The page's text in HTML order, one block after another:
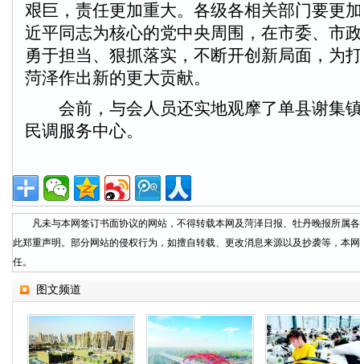
艰巨，责任更加重大。各级各相关部门要更
近平同志为核心的党中央周围，在市委、市
勇于担当、狠抓落实，不断开创新局面，为
菏泽作出新的更大贡献。
会前，与会人员还实地观摩了单县谢集
民调服务中心。
凡未与本网签订书面协议的网站，不得转载本网及菏泽日报、牡丹晚报所属
此郑重声明。部分网站的侵权行为，如擅自转载、更改消息来源以及抄袭等，本
任。
图文频道